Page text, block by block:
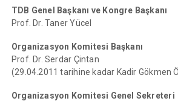
TDB Genel Başkanı ve Kongre Başkanı
Prof. Dr. Taner Yücel
Organizasyon Komitesi Başkanı
Prof. Dr. Serdar Çintan
(29.04.2011 tarihine kadar Kadir Gökmen
Organizasyon Komitesi Genel Sekreteri